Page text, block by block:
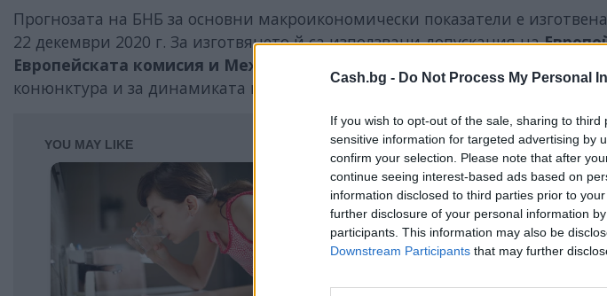
Cash.bg - Do Not Process My Personal
If you wish to opt-out of the sale, sharing to
sensitive information for targeted advertising by
confirm your selection. Please note that after
continue seeing interest-based ads based on
information disclosed to third parties prior to
further disclosure of your personal information
participants. This information may also be
Downstream Participants that may further
Прогнозата на БНБ за основни макроикономически показатели е
22 декември 2020 г. За изготвянето й са използвани допускания на
Европейската комисия и Международния валутен фонд
конюнктура и за динамиката на международните цени на основни